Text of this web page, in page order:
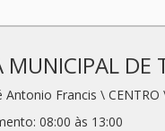
MUNICIPAL DE
Antonio Francis \
08:00 às 13:00